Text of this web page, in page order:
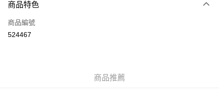
信用卡
Apple Pay
商品特色
商品編號
524467
商品推薦